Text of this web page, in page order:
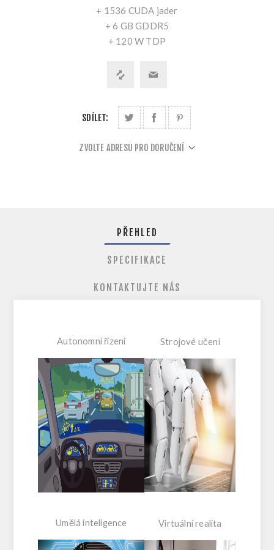
+ 1536 CUDA jader
+ 6 GB GDDR5
+ 120 W TDP
SDÍLET:
ZVOLTE ADRESU PRO DORUČENÍ
PŘEHLED
SPECIFIKACE
KONTAKTUJTE NÁS
Autonomní řízení Strojové učení
Umělá inteligence Virtuální realita